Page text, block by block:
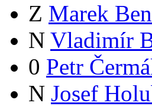
Z Marek
N Vladimír
0 Petr
N Josef